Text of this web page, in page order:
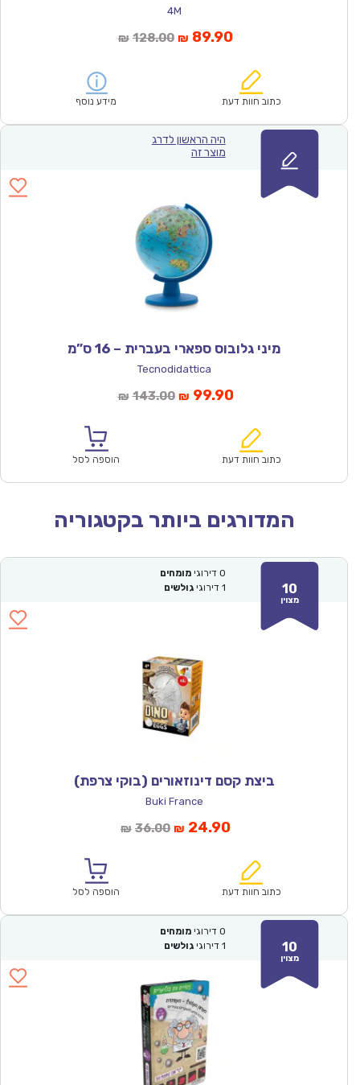
4M
₪ 128.00המחיר
₪128.00.
₪ 89.90המחיר
הוא:
כתוב חוות דעת מידע נוסף
היה הראשון לדרג
מוצר זה
מיני גלובוס ספארי בעברית – 16 ס”מ
Tecnodidattica
₪ 143.00המחיר
₪143.00.
₪ 99.90המחיר
הוא:
כתוב חוות דעת הוספה לסל
המדורגים ביותר בקטגוריה
10
מצוין
0 דירוגי מומחים
1 דירוגי גולשים
ביצת קסם דינוזאורים (בוקי צרפת)
Buki France
₪ 36.00המחיר
₪36.00.
₪ 24.90המחיר
הוא:
כתוב חוות דעת הוספה לסל
10
מצוין
0 דירוגי מומחים
1 דירוגי גולשים